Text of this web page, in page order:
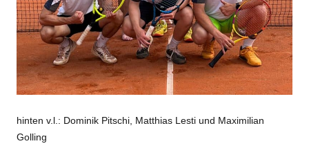
hinten v.l.: Dominik Pitschi, Matthias Lesti und Maximilian
Golling